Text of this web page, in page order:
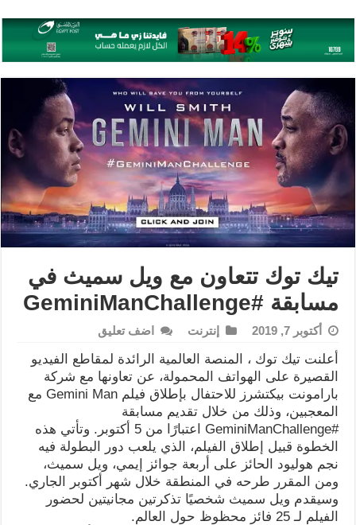
تيك توك تتعاون مع ويل سميث في
مسابقة #GeminiManChallenge
أكتوبر 7, 2019 إنترنت اضف تعليق
أعلنت تيك توك ، المنصة العالمية الرائدة لمقاطع الفيديو
القصيرة على الهواتف المحمولة، عن تعاونها مع شركة
بارامونت بيكتشرز للاحتفال بإطلاق فيلم Gemini Man مع
المعجبين، وذلك من خلال تقديم مسابقة
#GeminiManChallenge اعتبارًا من 5 أكتوبر. وتأتي هذه
الخطوة قبيل إطلاق الفيلم، الذي يلعب دور البطولة فيه
نجم هوليود الحائز على أربعة جوائز إيمي، ويل سميث،
ومن المقرر طرحه في المنطقة خلال شهر أكتوبر الجاري.
وسيقدم ويل سميث شخصيًا تذكرتين مجانيتين لحضور
الفيلم لـ 25 فائز محظوظ حول العالم.